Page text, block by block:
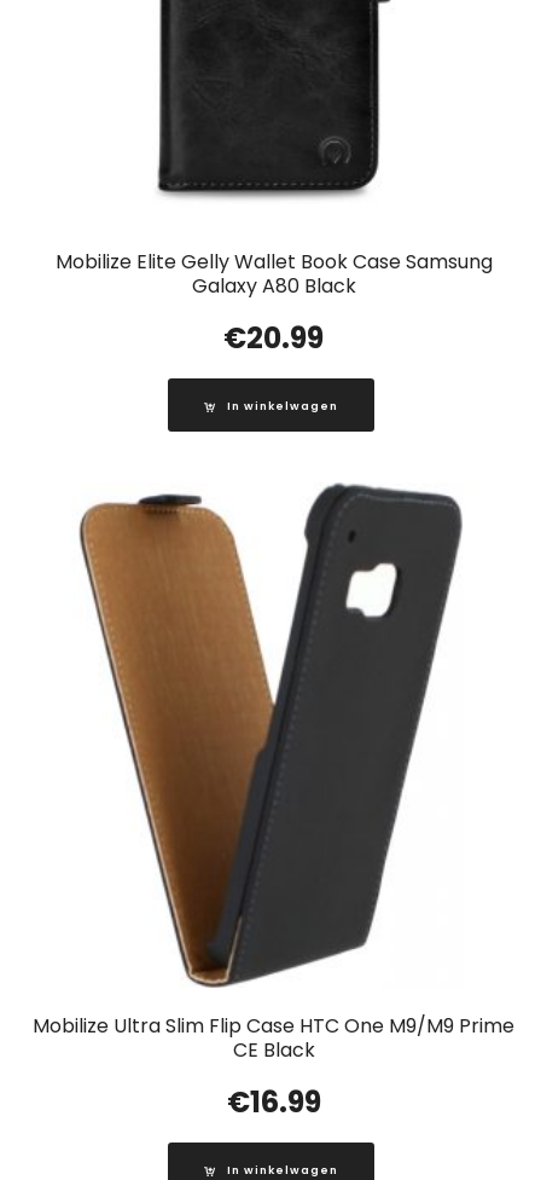
Mobilize Elite Gelly Wallet Book Case Samsung
Galaxy A80 Black
€20.99
In winkelwagen
Mobilize Ultra Slim Flip Case HTC One M9/M9 Prime
CE Black
€16.99
In winkelwagen